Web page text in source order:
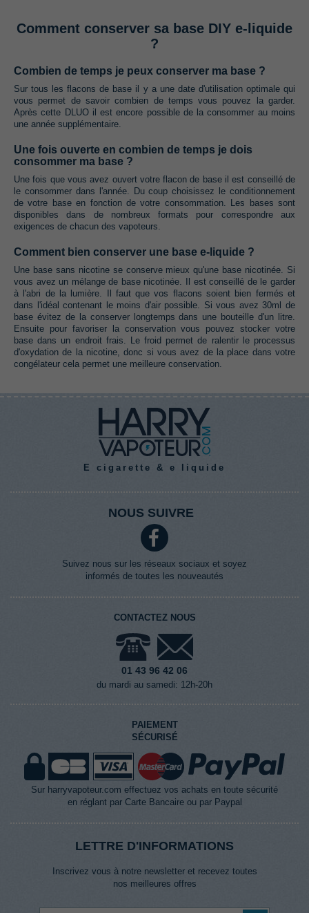
Comment conserver sa base DIY e-liquide
?
Combien de temps je peux conserver ma base ?
Sur tous les flacons de base il y a une date d'utilisation optimale qui
vous permet de savoir combien de temps vous pouvez la garder.‭
‬Après cette DLUO il est encore possible de la consommer au moins
une année supplémentaire.
Une fois ouverte en combien de temps je dois
consommer ma base ?
Une fois que vous avez ouvert votre flacon de base il est conseillé de
le consommer dans l'année.‭ ‬Du coup choisissez le conditionnement
de votre base en fonction de votre consommation.‭ ‬Les bases sont
disponibles dans de nombreux formats pour correspondre aux
exigences de chacun des vapoteurs.
Comment bien conserver une base e-liquide ?
Une base sans nicotine se conserve mieux qu'une base nicotinée. Si
vous avez un mélange de base nicotinée.‭ ‬Il est conseillé de le garder
à l'abri de la lumière.‭ ‬Il faut que vos flacons soient bien fermés et
dans l'idéal contenant le moins d'air possible.‭ ‬Si vous avez‭ ‬30ml de
base évitez de la conserver longtemps dans une bouteille d'un litre.‭
‬Ensuite pour favoriser la conservation vous pouvez stocker votre
base dans un endroit frais.‭ ‬Le froid permet de ralentir le processus
d'oxydation de la nicotine,‭ ‬donc si vous avez de la place dans votre
congélateur cela permet une meilleure conservation.
E cigarette & e liquide
NOUS SUIVRE
Suivez nous sur les réseaux sociaux et soyez
informés de toutes les nouveautés
CONTACTEZ NOUS
01 43 96 42 06
du mardi au samedi: 12h-20h
PAIEMENT
SÉCURISÉ
Sur harryvapoteur.com effectuez vos achats en toute sécurité
en réglant par Carte Bancaire ou par Paypal
LETTRE D'INFORMATIONS
Inscrivez vous à notre newsletter et recevez toutes
nos meilleures offres